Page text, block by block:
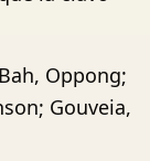
Oppong;
Gouveia,